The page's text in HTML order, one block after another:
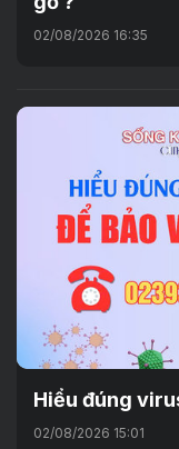
02/08/2026 16:35
Hiểu đúng
02/08/2026 15:01